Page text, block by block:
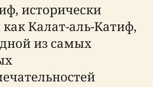
исторически
Калат-аль-Катиф,
из самых